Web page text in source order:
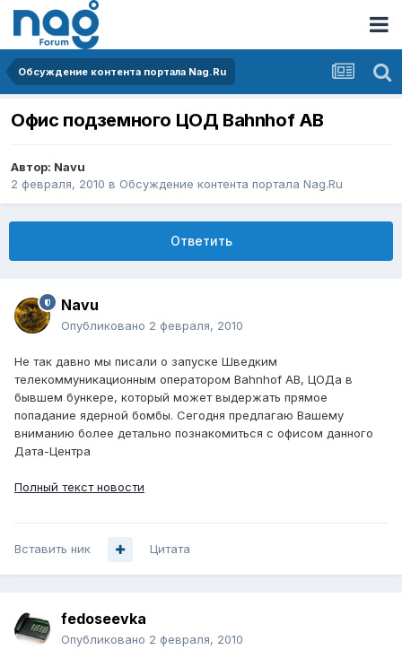
Обсуждение контента портала Nag.Ru
Офис подземного ЦОД Bahnhof AB
Автор: Navu
2 февраля, 2010 в Обсуждение контента портала Nag.Ru
Ответить
Navu
Опубликовано 2 февраля, 2010
Не так давно мы писали о запуске Шведким
телекоммуникационным оператором Bahnhof AB, ЦОДа в
бывшем бункере, который может выдержать прямое
попадание ядерной бомбы. Сегодня предлагаю Вашему
вниманию более детально познакомиться с офисом данного
Дата-Центра
Полный текст новости
Вставить ник Цитата
fedoseevka
Опубликовано 2 февраля, 2010